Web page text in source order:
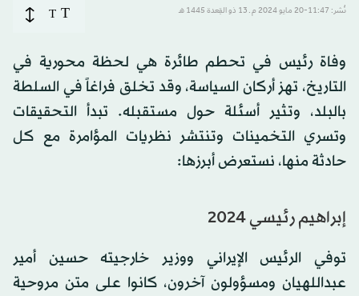
نُشر: 11:47-20 مايو 2024 م ـ 13 ذو القِعدة 1445 هـ T
T
وفاة رئيس في تحطم طائرة هي لحظة محورية في
التاريخ، تهز أركان السياسة، وقد تخلق فراغاً في السلطة
بالبلد، وتثير أسئلة حول مستقبله. تبدأ التحقيقات
وتسري التخمينات وتنتشر نظريات المؤامرة مع كل
حادثة منها، نستعرض أبرزها:
إبراهيم رئيسي 2024
توفي الرئيس الإيراني ووزير خارجيته حسين أمير
عبداللهيان ومسؤولون آخرون، كانوا على متن مروحية